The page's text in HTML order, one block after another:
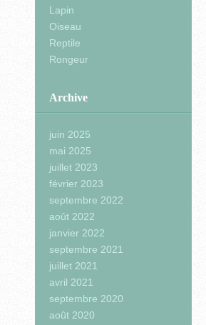
Lapin
Oiseau
Reptile
Rongeur
Archive
juin 2025
mai 2025
juillet 2023
février 2023
septembre 2022
août 2022
janvier 2022
septembre 2021
juillet 2021
avril 2021
septembre 2020
août 2020